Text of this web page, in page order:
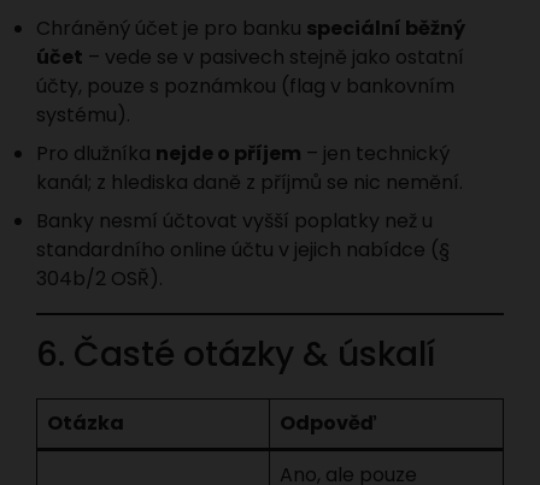
Chráněný účet je pro banku speciální běžný
účet – vede se v pasivech stejně jako ostatní
účty, pouze s poznámkou (flag v bankovním
systému).
Pro dlužníka nejde o příjem – jen technický
kanál; z hlediska daně z příjmů se nic nemění.
Banky nesmí účtovat vyšší poplatky než u
standardního online účtu v jejich nabídce (§
304b/2 OSŘ).
6. Časté otázky & úskalí
Otázka Odpověď
Ano, ale pouze